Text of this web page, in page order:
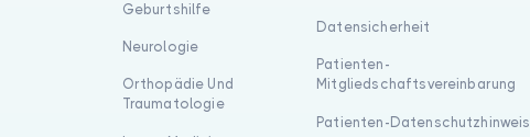
Geburtshilfe
Neurologie
Orthopädie Und
Traumatologie
Datensicherheit
Patienten-
Mitgliedschaftsvereinbarung
Patienten-Datenschutzhinweis